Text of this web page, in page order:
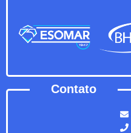
Contato